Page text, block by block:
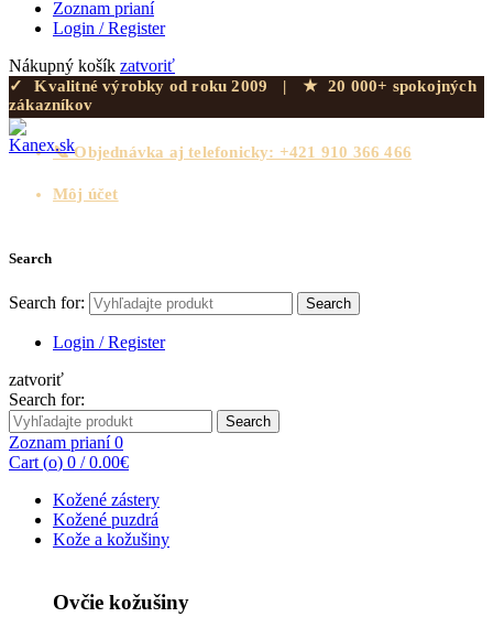
Zoznam prianí
Login / Register
Nákupný košík zatvoriť
✓ Kvalitné výrobky od roku 2009 | ★
20 000+ spokojných
zákazníkov
📞 Objednávka aj telefonicky: +421 910 366 466
Môj účet
Search
Search for: Search
Login / Register
zatvoriť
Search for:
Search
Zoznam prianí0
Cart (o) 0 / 0.00€
Kožené zástery
Kožené puzdrá
Kože a kožušiny
Ovčie kožušiny